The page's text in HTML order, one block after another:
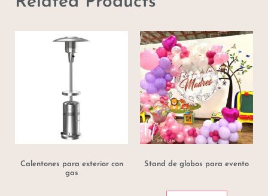
Calentones para exterior con
gas
Stand de globos para evento